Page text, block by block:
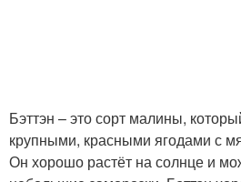
Бэттэн – это сорт малины,
крупными, красными ягодами с
Он хорошо растёт на солнце и